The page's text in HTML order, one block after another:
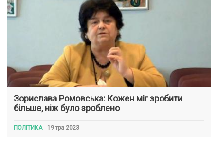
Зорислава Ромовська: Кожен міг зробити
більше, ніж було зроблено
ПОЛІТИКА 19 тра 2023